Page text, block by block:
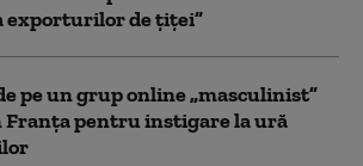
exporturilor de țiței”
pe un grup online „masculinist”
Franța pentru instigare la ură